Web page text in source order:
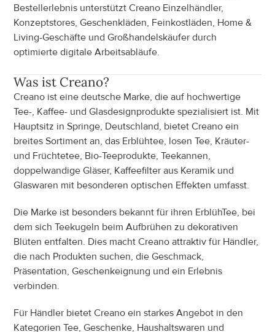
Bestellerlebnis unterstützt Creano Einzelhändler,
Konzeptstores, Geschenkläden, Feinkostläden, Home &
Living-Geschäfte und Großhandelskäufer durch
optimierte digitale Arbeitsabläufe.
Was ist Creano?
Creano ist eine deutsche Marke, die auf hochwertige
Tee-, Kaffee- und Glasdesignprodukte spezialisiert ist. Mit
Hauptsitz in Springe, Deutschland, bietet Creano ein
breites Sortiment an, das Erblühtee, losen Tee, Kräuter-
und Früchtetee, Bio-Teeprodukte, Teekannen,
doppelwandige Gläser, Kaffeefilter aus Keramik und
Glaswaren mit besonderen optischen Effekten umfasst.
Die Marke ist besonders bekannt für ihren ErblühTee, bei
dem sich Teekugeln beim Aufbrühen zu dekorativen
Blüten entfalten. Dies macht Creano attraktiv für Händler,
die nach Produkten suchen, die Geschmack,
Präsentation, Geschenkeignung und ein Erlebnis
verbinden.
Für Händler bietet Creano ein starkes Angebot in den
Kategorien Tee, Geschenke, Haushaltswaren und